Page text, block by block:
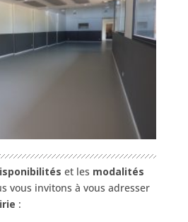
et les modalités
vous invitons à vous adresser
: